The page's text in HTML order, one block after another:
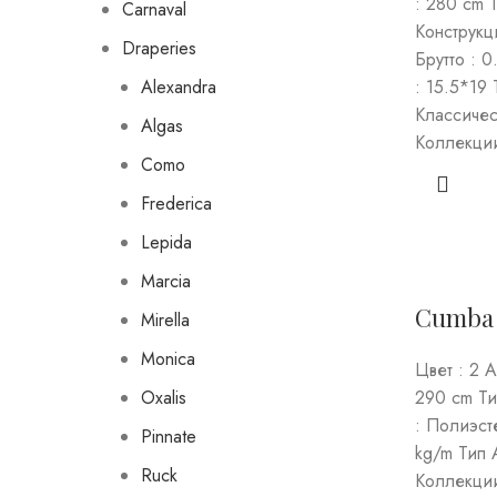
Carnaval
Draperies
Alexandra
Algas
Como
Frederica
Lepida
Marcia
Mirella
Monica
Oxalis
Pinnate
Ruck
Брутто :
: 15.5*19
Цвет : 2
290 cm
:
kg/m Тип